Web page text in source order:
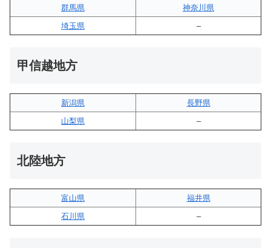
群馬県
神奈川県
埼玉県
–
甲信越地方
新潟県
長野県
山梨県
–
北陸地方
富山県
福井県
石川県
–